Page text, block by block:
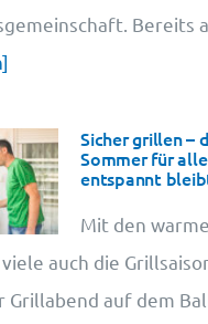
Bereits
Sicher grillen –
Sommer für alle
entspannt
Mit den
auch die
Grillabend auf dem